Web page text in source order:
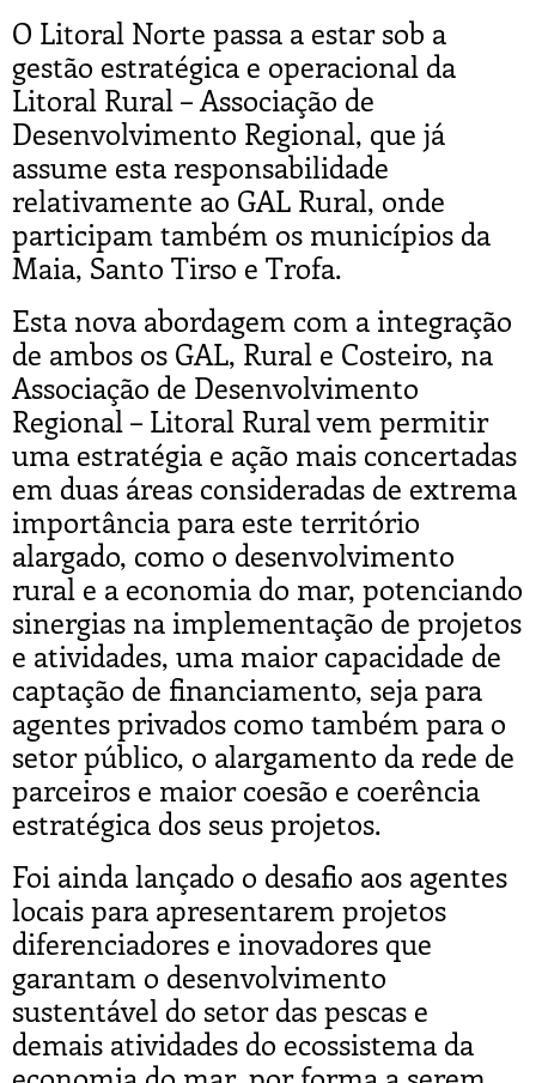
O Litoral Norte passa a estar sob a
gestão estratégica e operacional da
Litoral Rural – Associação de
Desenvolvimento Regional, que já
assume esta responsabilidade
relativamente ao GAL Rural, onde
participam também os municípios da
Maia, Santo Tirso e Trofa.
Esta nova abordagem com a integração
de ambos os GAL, Rural e Costeiro, na
Associação de Desenvolvimento
Regional – Litoral Rural vem permitir
uma estratégia e ação mais concertadas
em duas áreas consideradas de extrema
importância para este território
alargado, como o desenvolvimento
rural e a economia do mar, potenciando
sinergias na implementação de projetos
e atividades, uma maior capacidade de
captação de financiamento, seja para
agentes privados como também para o
setor público, o alargamento da rede de
parceiros e maior coesão e coerência
estratégica dos seus projetos.
Foi ainda lançado o desafio aos agentes
locais para apresentarem projetos
diferenciadores e inovadores que
garantam o desenvolvimento
sustentável do setor das pescas e
demais atividades do ecossistema da